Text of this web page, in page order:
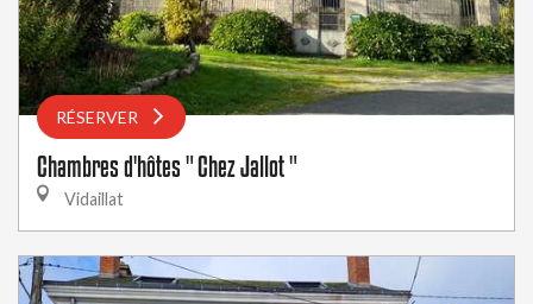
RÉSERVER
Chambres d'hôtes " Chez Jallot "
Vidaillat